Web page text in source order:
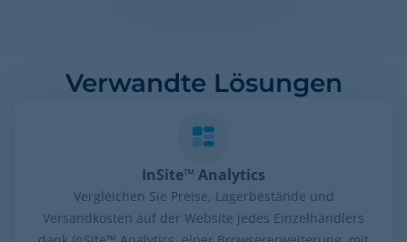
Verwandte Lösungen
InSite™ Analytics
Vergleichen Sie Preise, Lagerbestände und
Versandkosten auf der Website jedes Einzelhändlers